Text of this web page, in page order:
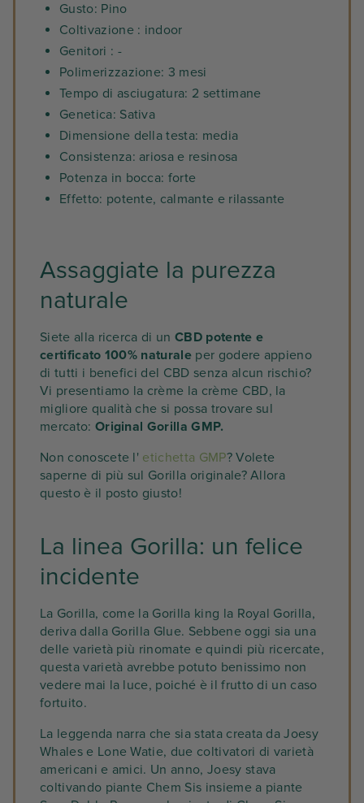
Gusto: Pino
Coltivazione : indoor
Genitori : -
Polimerizzazione: 3 mesi
Tempo di asciugatura: 2 settimane
Genetica: Sativa
Dimensione della testa: media
Consistenza: ariosa e resinosa
Potenza in bocca: forte
Effetto: potente, calmante e rilassante
Assaggiate la purezza
naturale
Siete alla ricerca di un CBD potente e
certificato 100% naturale per godere appieno
di tutti i benefici del CBD senza alcun rischio?
Vi presentiamo la crème la crème CBD, la
migliore qualità che si possa trovare sul
mercato: Original Gorilla GMP.
Non conoscete l' etichetta GMP? Volete
saperne di più sul Gorilla originale? Allora
questo è il posto giusto!
La linea Gorilla: un felice
incidente
La Gorilla, come la Gorilla king la Royal Gorilla,
deriva dalla Gorilla Glue. Sebbene oggi sia una
delle varietà più rinomate e quindi più ricercate,
questa varietà avrebbe potuto benissimo non
vedere mai la luce, poiché è il frutto di un caso
fortuito.
La leggenda narra che sia stata creata da Joesy
Whales e Lone Watie, due coltivatori di varietà
americani e amici. Un anno, Joesy stava
coltivando piante Chem Sis insieme a piante